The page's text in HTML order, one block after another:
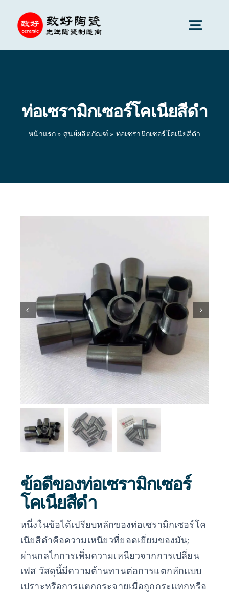
content
ส่วนประกอบเซรามิก
การประยุกต์ใช้เซรามิก
บริษัทเซรามิก
ความรู้เกี่ยวกับเซรามิก
ท่อเซรามิกเซอร์โคเนียสีดำ
หน้าแรก » ศูนย์ผลิตภัณฑ์ » ท่อเซรามิกเซอร์โคเนียสีดำ
ข้อดีของท่อเซรามิกเซอร์
โคเนียสีดำ
หนึ่งในข้อได้เปรียบหลักของท่อเซรามิกเซอร์โค
เนียสีดำคือความเหนียวที่ยอดเยี่ยมของมัน;
ผ่านกลไกการเพิ่มความเหนียวจากการเปลี่ยน
เฟส วัสดุนี้มีความต้านทานต่อการแตกหักแบบ
เปราะหรือการแตกกระจายเมื่อถูกกระแทกหรือ